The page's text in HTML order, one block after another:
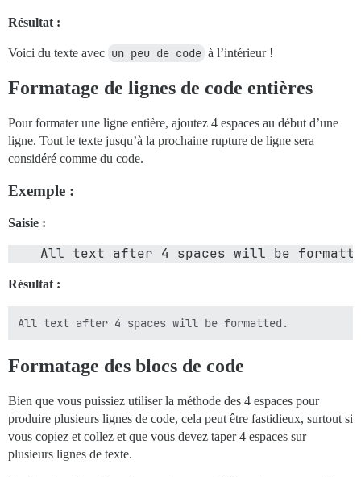
Résultat :
Voici du texte avec un peu de code à l’intérieur !
Formatage de lignes de code entières
Pour formater une ligne entière, ajoutez 4 espaces au début d’une
ligne. Tout le texte jusqu’à la prochaine rupture de ligne sera
considéré comme du code.
Exemple :
Saisie :
Résultat :
Formatage des blocs de code
Bien que vous puissiez utiliser la méthode des 4 espaces pour
produire plusieurs lignes de code, cela peut être fastidieux, surtout si
vous copiez et collez et que vous devez taper 4 espaces sur
plusieurs lignes de texte.